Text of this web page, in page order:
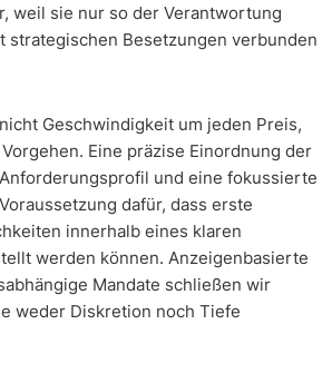
weil sie nur so der Verantwortung
strategischen Besetzungen verbunden
Geschwindigkeit um jeden Preis,
Eine präzise Einordnung der
und eine fokussierte
dafür, dass erste
innerhalb eines klaren
werden können. Anzeigenbasierte
Mandate schließen wir
weder Diskretion noch Tiefe